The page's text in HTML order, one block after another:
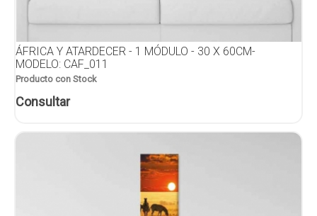
ÁFRICA Y ATARDECER - 1 MÓDULO - 30 X 60CM-
MODELO: CAF_011
Producto con Stock
Consultar